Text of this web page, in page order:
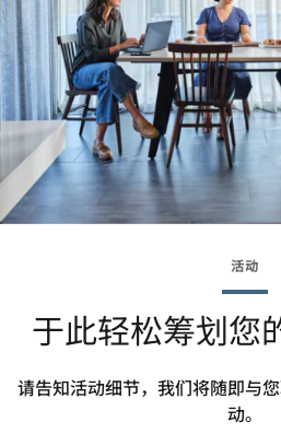
活动
于此轻松筹划您
请告知活动细节，我们将随即与
动。